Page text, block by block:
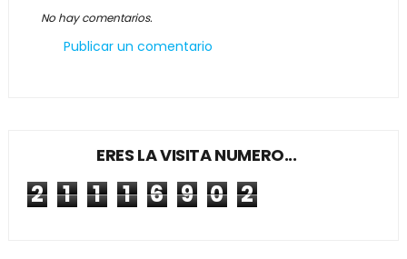
No hay comentarios.
Publicar un comentario
ERES LA VISITA NUMERO...
2 1 1 1 6 9 0 2